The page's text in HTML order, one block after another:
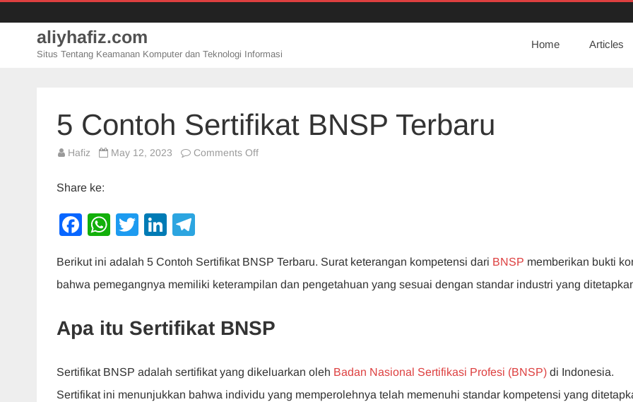
aliyhafiz.com
Situs Tentang Keamanan Komputer dan Teknologi Informasi
Home Articles
5 Contoh Sertifikat BNSP Terbaru
Hafiz May 12, 2023 Comments Offon
Share ke:
F
c
e
o
o
k
W
at
s
p
T
tt
er
Li
k
e
dI
n
e
gr
m
Berikut ini adalah 5 Contoh Sertifikat BNSP Terbaru. Surat keterangan kompetensi dari BNSP memberikan bukti
bahwa pemegangnya memiliki keterampilan dan pengetahuan yang sesuai dengan standar industri yang
Apa itu Sertifikat BNSP
Sertifikat BNSP adalah sertifikat yang dikeluarkan oleh Badan Nasional Sertifikasi Profesi (BNSP) di Indonesia.
Sertifikat ini menunjukkan bahwa individu yang memperolehnya telah memenuhi standar kompetensi yang